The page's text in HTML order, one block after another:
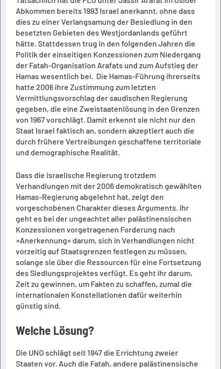
Abkommen bereits 1993 Israel anerkannt, ohne dass
dies zu einer Verlangsamung der Besiedlung in den
besetzten Gebieten des Westjordanlands geführt
hätte. Stattdessen trug in den folgenden Jahren die
Politik der einseitigen Konzessionen zum Niedergang
der Fatah-Organisation Arafats und zum Aufstieg der
Hamas wesentlich bei. Die Hamas-Führung ihrerseits
hatte 2006 ihre Zustimmung zum letzten
Vermittlungsvorschlag der saudischen Regierung
gegeben, die eine Zweistaatenlösung in den Grenzen
von 1967 vorschlägt. Damit erkennt sie nicht nur den
Staat Israel faktisch an, sondern akzeptiert auch die
durch frühere Vertreibungen geschaffene territoriale
und demographische Realität.
Dass die israelische Regierung trotzdem
Verhandlungen mit der 2006 demokratisch gewählten
Hamas-Regierung abgelehnt hat, zeigt den
vorgeschobenen Charakter dieses Arguments. Ihr
geht es bei der ungeachtet aller palästinensischen
Konzessionen vorgetragenen Forderung nach
»Anerkennung« darum, sich in Verhandlungen nicht
vorzeitig auf Staatsgrenzen festlegen zu müssen,
solange sie über die Ressourcen für eine Fortsetzung
des Siedlungsprojektes verfügt. Es geht ihr darum,
Zeit zu gewinnen, um Fakten zu schaffen, zumal die
internationalen Konstellationen dafür weiterhin
günstig sind.
Welche Lösung?
Die UNO schlägt seit 1947 die Errichtung zweier
Staaten vor. Auch die Fatah, andere palästinensische